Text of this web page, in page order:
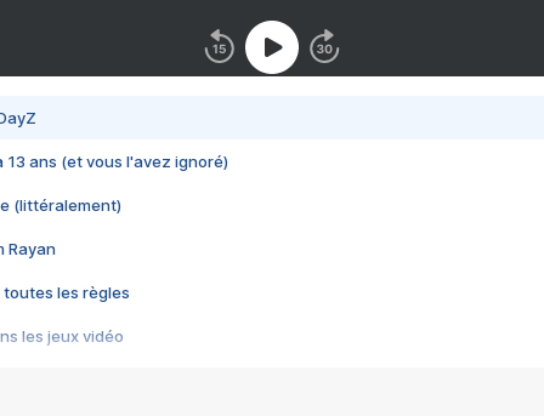
13 ans (et vous l'avez ignoré)
(littéralement)
Rayan
toutes les règles
les jeux vidéo